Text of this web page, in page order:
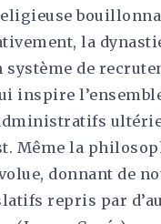
la
système de
inspire
Même la
donnant de
repris par